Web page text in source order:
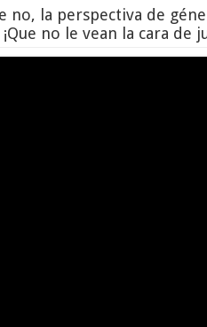
no, la perspectiva de
no le vean la cara de